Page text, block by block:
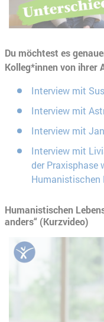
Du möchtest es
Kolleg*innen von ihrer
Interview mit
Interview mit
Interview mit
Interview mit
der Praxisphase
Humanistischen
Humanistischen
anders“ (Kurzvideo)